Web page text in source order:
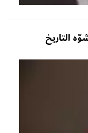
التاريخ